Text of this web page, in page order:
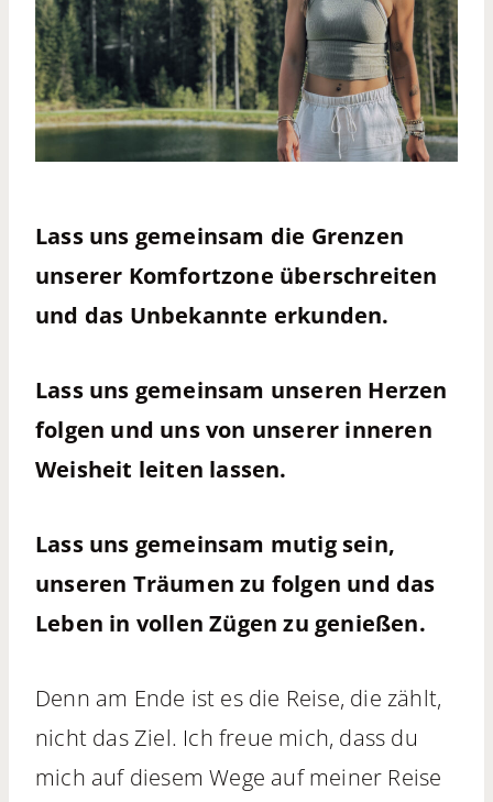
Lass uns gemeinsam die Grenzen
unserer Komfortzone überschreiten
und das Unbekannte erkunden.
Lass uns gemeinsam unseren Herzen
folgen und uns von unserer inneren
Weisheit leiten lassen.
Lass uns gemeinsam mutig sein,
unseren Träumen zu folgen und das
Leben in vollen Zügen zu genießen.
Denn am Ende ist es die Reise, die zählt,
nicht das Ziel. Ich freue mich, dass du
mich auf diesem Wege auf meiner Reise